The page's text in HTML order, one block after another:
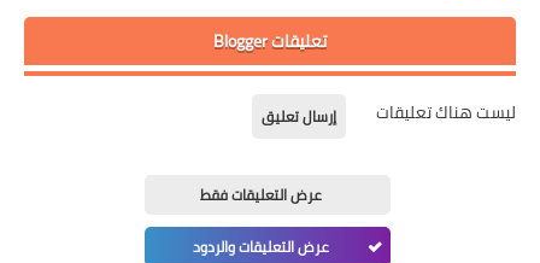
تعليقات Blogger
ليست هناك تعليقات إرسال تعليق
عرض التعليقات فقط
عرض التعليقات والردود